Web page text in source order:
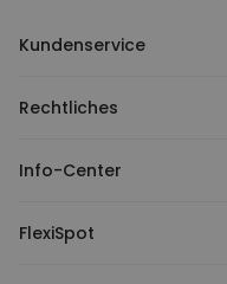
Kundenservice
Rechtliches
Info-Center
FlexiSpot